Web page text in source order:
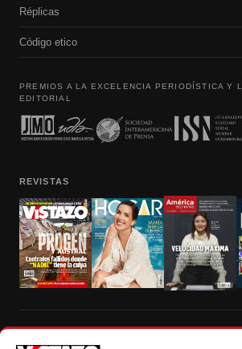
Réplicas
Código etico
PREMIOS A LA EXCELENCIA PERIODÍSTICA Y
EDITORIAL
REVISTAS
autorización escrita de su titular, de todos los contenidos